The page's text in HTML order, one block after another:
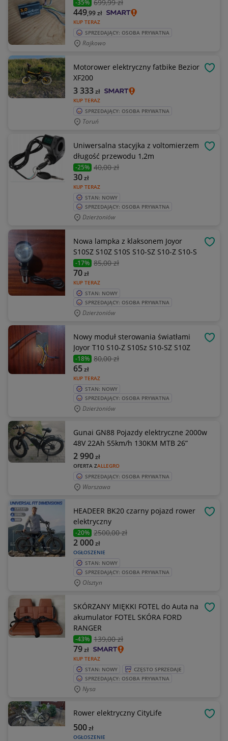
-35% 699,99 zł
KUP TERAZ
449,99zł
SPRZEDAJĄCY: OSOBA PRYWATNA
Rajkowo
Motorower elektryczny fatbike Bezior
XF200
KUP TERAZ
3 333zł
SPRZEDAJĄCY: OSOBA PRYWATNA
Toruń
Uniwersalna stacyjka z voltomierzem
długość przewodu 1,2m
-25% 40,00 zł
KUP TERAZ
30zł
STAN: NOWY
SPRZEDAJĄCY: OSOBA PRYWATNA
Dzierżoniów
Nowa lampka z klaksonem Joyor
S10SZ S10Z S10S S10-SZ S10-Z S10-S
-17% 85,00 zł
KUP TERAZ
70zł
STAN: NOWY
SPRZEDAJĄCY: OSOBA PRYWATNA
Dzierżoniów
Nowy moduł sterowania światłami
Joyor T10 S10-Z S10Sz S10-SZ S10Z
-18% 80,00 zł
KUP TERAZ
65zł
STAN: NOWY
SPRZEDAJĄCY: OSOBA PRYWATNA
Dzierżoniów
Gunai GN88 Pojazdy elektryczne 2000w
48V 22Ah 55km/h 130KM MTB 26”
OFERTA ZALLEGRO
2 990zł
SPRZEDAJĄCY: OSOBA PRYWATNA
Warszawa
HEADEER BK20 czarny pojazd rower
elektryczny
-20% 2500,00 zł
OGŁOSZENIE
2 000zł
STAN: NOWY
SPRZEDAJĄCY: OSOBA PRYWATNA
Olsztyn
SKÓRZANY MIĘKKI FOTEL do Auta na
akumulator FOTEL SKÓRA FORD
RANGER
-43% 139,00 zł
KUP TERAZ
79zł
STAN: NOWY
CZĘSTO SPRZEDAJE
SPRZEDAJĄCY: OSOBA PRYWATNA
Nysa
Rower elektryczny CityLife
OGŁOSZENIE
500zł